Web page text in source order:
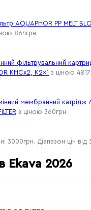
AQUAPHOR PP MELT
864грн.
фільтрувальний
KHCx2, K2x1 з ціною
мембранний катрідж
з ціною 360грн.
3000грн. Діапазон цін
Ekava 2026